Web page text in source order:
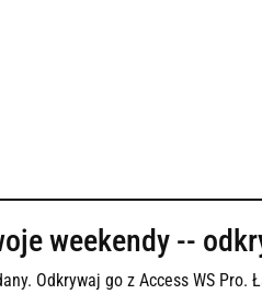
weekendy --
Odkrywaj go z Access WS